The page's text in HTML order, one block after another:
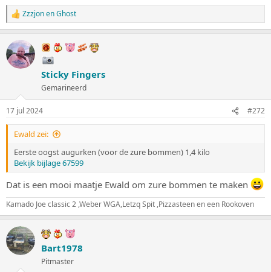
W
a
r
d
e
e
n
ZzzjonenGhost
Sticky Fingers
Gemarineerd
17 jul 2024 #272
Ewald zei:
Eerste oogst augurken (voor de zure bommen) 1,4 kilo
Bekijk bijlage 67599
Dat is een mooi maatje Ewald om zure bommen te maken
Kamado Joe classic 2 ,Weber WGA,Letzq Spit ,Pizzasteen en een Rookoven
Bart1978
Pitmaster